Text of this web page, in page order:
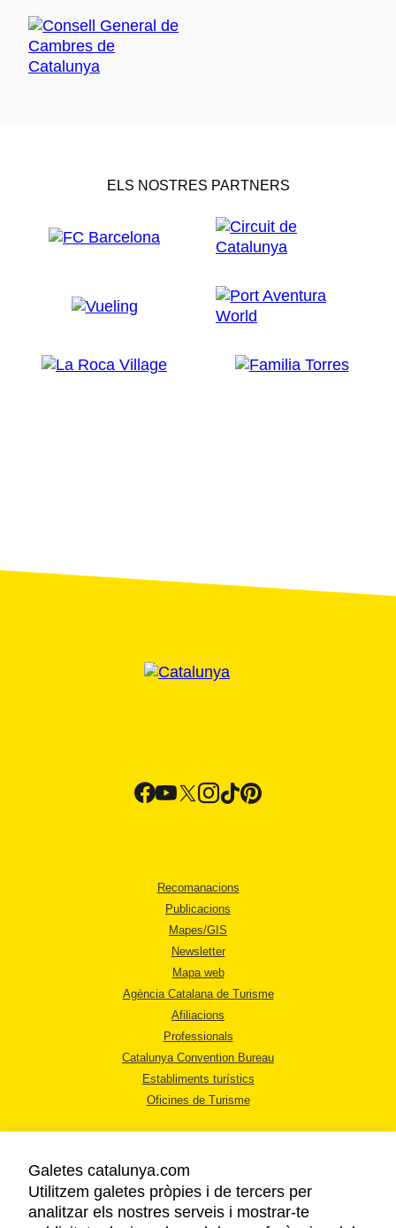
ELS NOSTRES PARTNERS
Recomanacions
Publicacions
Mapes/GIS
Newsletter
Mapa web
Agència Catalana de Turisme
Afiliacions
Professionals
Catalunya Convention Bureau
Establiments turístics
Oficines de Turisme
AVÍS LEGAL
Galetes catalunya.com
Utilitzem galetes pròpies i de tercers per
analitzar els nostres serveis i mostrar-te